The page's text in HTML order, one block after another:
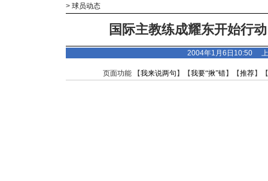
> 球员动态
国际主教练成耀东开始行
2004年1月6日10:50
页面功能 【我来说两句 】【我要“揪”错】【推荐】